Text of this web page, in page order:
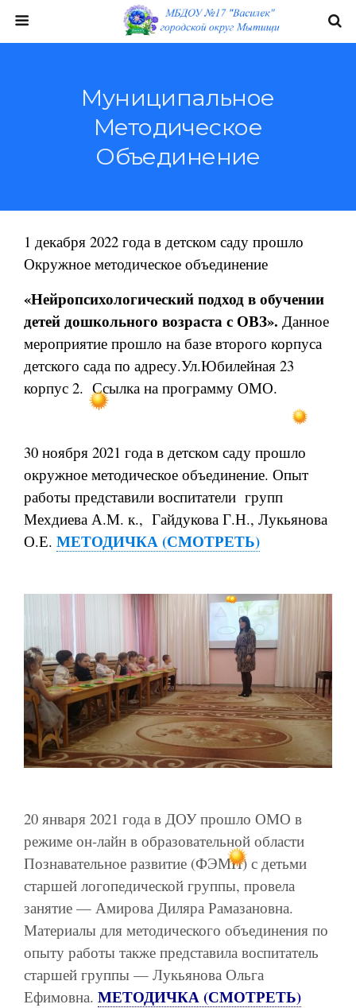
Муниципальное
Методическое
Объединение
1 декабря 2022 года в детском саду прошло
Окружное методическое объединение
«Нейропсихологический подход в обучении
детей дошкольного возраста с ОВЗ». Данное
мероприятие прошло на базе второго корпуса
детского сада по адресу.Ул.Юбилейная 23
корпус 2. Ссылка на программу ОМО.
30 ноября 2021 года в детском саду прошло
окружное методическое объединение. Опыт
работы представили воспитатели групп
Мехдиева А.М. к., Гайдукова Г.Н., Лукьянова
О.Е. МЕТОДИЧКА (СМОТРЕТЬ)
20 января 2021 года в ДОУ прошло ОМО в
режиме он-лайн в образовательной области
Познавательное развитие (ФЭМП) с детьми
старшей логопедической группы, провела
занятие — Амирова Диляра Рамазановна.
Материалы для методического объединения по
опыту работы также представила воспитатель
старшей группы — Лукьянова Ольга
Ефимовна. МЕТОДИЧКА (СМОТРЕТЬ)